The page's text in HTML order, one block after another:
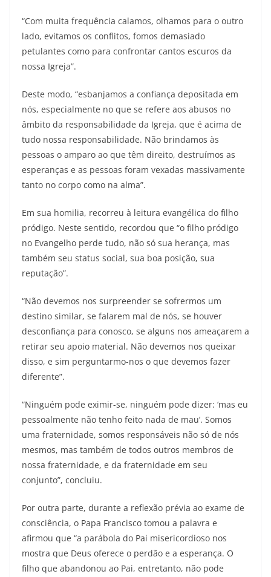
“Com muita frequência calamos, olhamos para o outro
lado, evitamos os conflitos, fomos demasiado
petulantes como para confrontar cantos escuros da
nossa Igreja”.
Deste modo, “esbanjamos a confiança depositada em
nós, especialmente no que se refere aos abusos no
âmbito da responsabilidade da Igreja, que é acima de
tudo nossa responsabilidade. Não brindamos às
pessoas o amparo ao que têm direito, destruímos as
esperanças e as pessoas foram vexadas massivamente
tanto no corpo como na alma”.
Em sua homilia, recorreu à leitura evangélica do filho
pródigo. Neste sentido, recordou que “o filho pródigo
no Evangelho perde tudo, não só sua herança, mas
também seu status social, sua boa posição, sua
reputação”.
“Não devemos nos surpreender se sofrermos um
destino similar, se falarem mal de nós, se houver
desconfiança para conosco, se alguns nos ameaçarem a
retirar seu apoio material. Não devemos nos queixar
disso, e sim perguntarmo-nos o que devemos fazer
diferente”.
“Ninguém pode eximir-se, ninguém pode dizer: ‘mas eu
pessoalmente não tenho feito nada de mau’. Somos
uma fraternidade, somos responsáveis não só de nós
mesmos, mas também de todos outros membros de
nossa fraternidade, e da fraternidade em seu
conjunto”, concluiu.
Por outra parte, durante a reflexão prévia ao exame de
consciência, o Papa Francisco tomou a palavra e
afirmou que “a parábola do Pai misericordioso nos
mostra que Deus oferece o perdão e a esperança. O
filho que abandonou ao Pai, entretanto, não pode